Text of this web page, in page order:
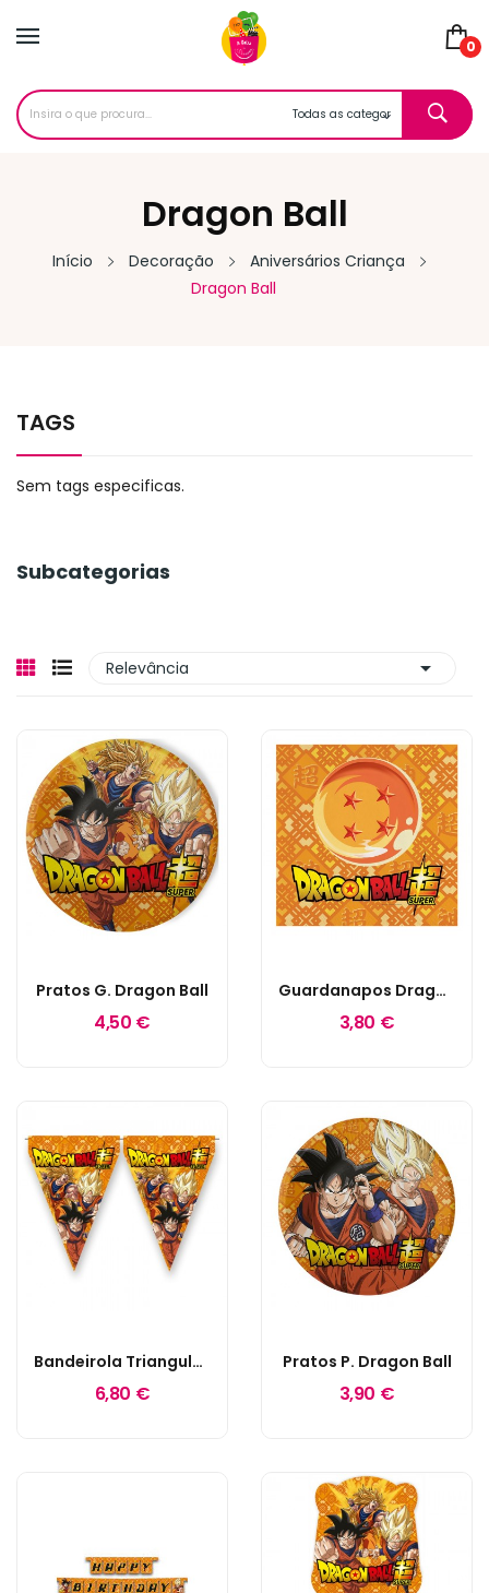
0
Dragon Ball
Início Decoração
Aniversários Criança
Dragon Ball
TAGS
Sem tags especificas.
Subcategorias
Relevância 
Pratos G. Dragon Ball
4,50 €
Guardanapos Dragon Ball
3,80 €
Bandeirola Triangular Dragon Ball
6,80 €
Pratos P. Dragon Ball
3,90 €